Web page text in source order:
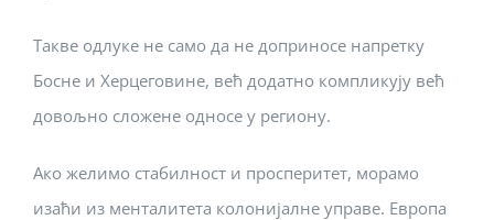
Такве одлуке не само да не доприносе напретку
Босне и Херцеговине, већ додатно компликују већ
довољно сложене односе у региону.
Ако желимо стабилност и просперитет, морамо
изаћи из менталитета колонијалне управе. Европа